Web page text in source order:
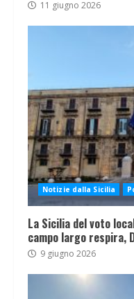
11 giugno 2026
Notizie dalla Sicilia
La Sicilia del voto
campo largo respira,
9 giugno 2026